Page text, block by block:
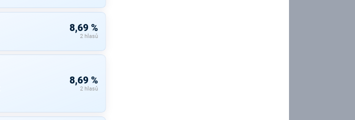
8,69 %
2 hlasů
8,69 %
2 hlasů